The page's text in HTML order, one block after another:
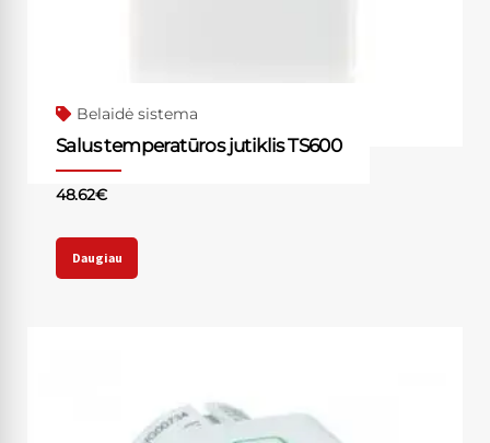
Belaidė sistema
Salus temperatūros jutiklis TS600
48.62€
Daugiau